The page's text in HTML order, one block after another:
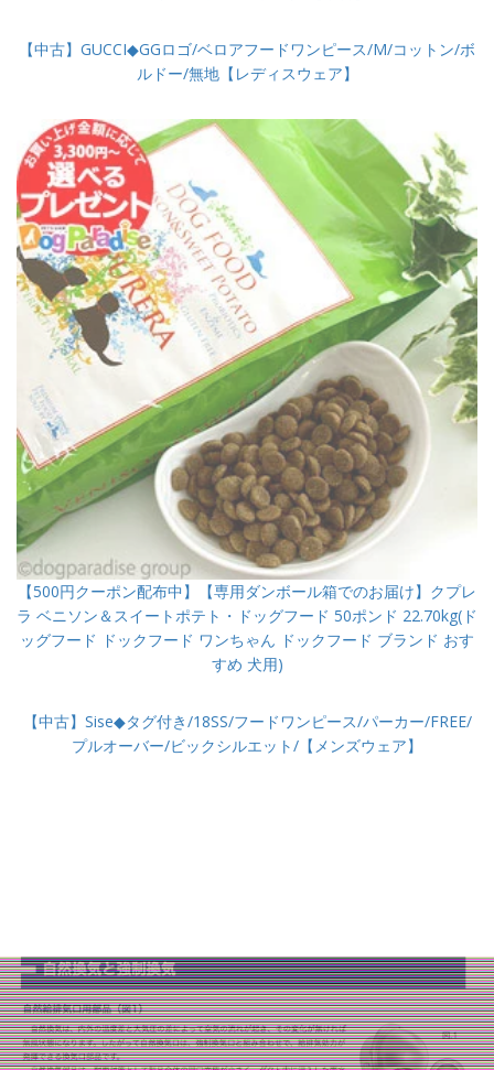
【中古】GUCCI◆GGロゴ/ベロアフードワンピース/M/コットン/ボ
ルドー/無地【レディスウェア】
【500円クーポン配布中】【専用ダンボール箱でのお届け】クプレ
ラ ベニソン＆スイートポテト・ドッグフード 50ポンド 22.70kg(ド
ッグフード ドックフード ワンちゃん ドックフード ブランド おす
すめ 犬用)
【中古】Sise◆タグ付き/18SS/フードワンピース/パーカー/FREE/
プルオーバー/ビックシルエット/【メンズウェア】